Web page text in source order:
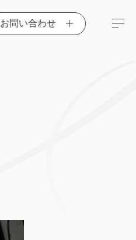
お問い合わせ